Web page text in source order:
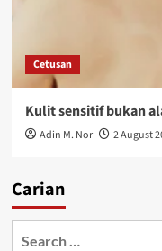
Cetusan
Kulit sensitif bukan
Adin M. Nor 2 August
Carian